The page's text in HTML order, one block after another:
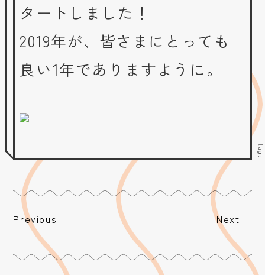
タートしました！
2019年が、皆さまにとっても
良い1年でありますように。
Previous Next